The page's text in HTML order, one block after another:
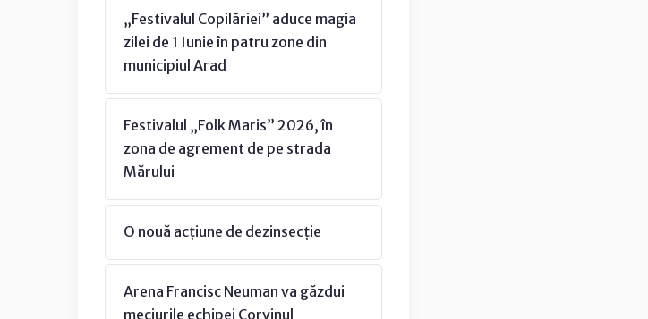
„Festivalul Copilăriei” aduce magia
zilei de 1 Iunie în patru zone din
municipiul Arad
Festivalul „Folk Maris” 2026, în
zona de agrement de pe strada
Mărului
O nouă acțiune de dezinsecție
Arena Francisc Neuman va găzdui
meciurile echipei Corvinul